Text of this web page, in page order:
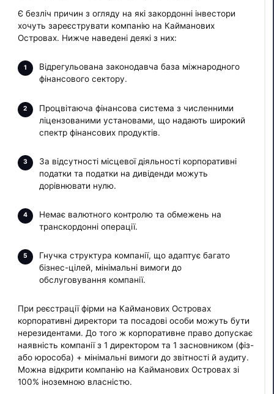
Є безліч причин з огляду на які закордонні інвестори
хочуть зареєструвати компанію на Кайманових
Островах. Нижче наведені деякі з них:
Відрегульована законодавча база міжнародного
фінансового сектору.
Процвітаюча фінансова система з численними
ліцензованими установами, що надають широкий
спектр фінансових продуктів.
За відсутності місцевої діяльності корпоративні
податки та податки на дивіденди можуть
дорівнювати нулю.
Немає валютного контролю та обмежень на
транскордонні операції.
Гнучка структура компанії, що адаптує багато
бізнес-цілей, мінімальні вимоги до
обслуговування компанії.
При реєстрації фірми на Кайманових Островах
корпоративні директори та посадові особи можуть бути
нерезидентами. До того ж корпоративне право допускає
наявність компанії з 1 директором та 1 засновником (фіз-
або юрособа) + мінімальні вимоги до звітності й аудиту.
Можна відкрити компанію на Кайманових Островах зі
100% іноземною власністю.